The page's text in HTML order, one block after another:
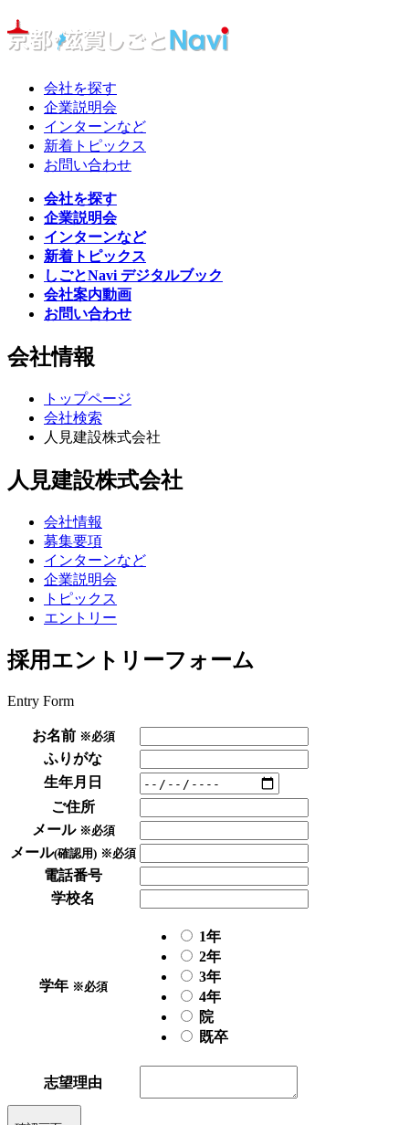
会社を探す
企業説明会
インターンなど
新着トピックス
お問い合わせ
会社を探す
企業説明会
インターンなど
新着トピックス
しごとNavi デジタルブック
会社案内動画
お問い合わせ
会社情報
トップページ
会社検索
人見建設株式会社
人見建設株式会社
会社情報
募集要項
インターンなど
企業説明会
トピックス
エントリー
採用エントリーフォーム
Entry Form
お名前 ※必須
ふりがな
生年月日
ご住所
メール ※必須
メール(確認用) ※必須
電話番号
学校名
学年 ※必須
1年
2年
3年
4年
院
既卒
志望理由